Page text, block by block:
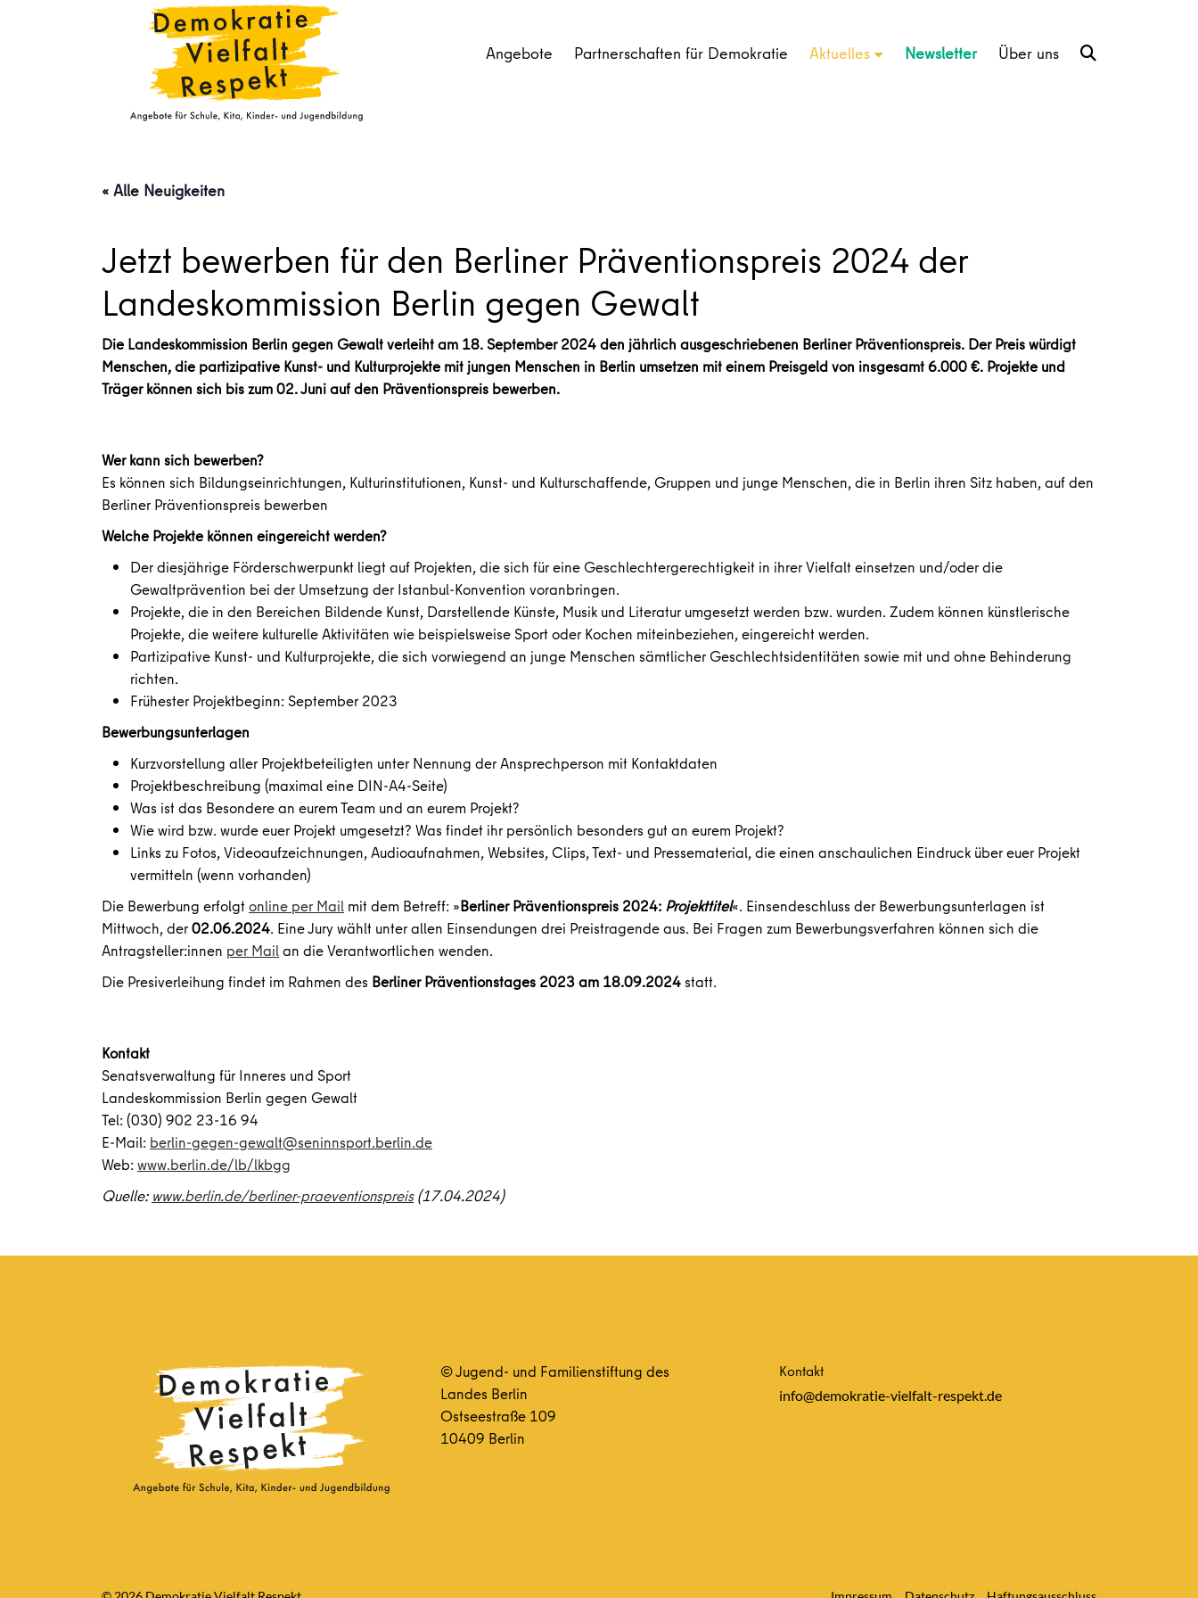
Angebote Partnerschaften für Demokratie Aktuelles Newsletter Über uns
« Alle Neuigkeiten
Jetzt bewerben für den Berliner Präventionspreis 2024 der
Landeskommission Berlin gegen Gewalt
Die Landeskommission Berlin gegen Gewalt verleiht am 18. September 2024 den jährlich ausgeschriebenen Berliner Präventionspreis. Der Preis würdigt
Menschen, die partizipative Kunst- und Kulturprojekte mit jungen Menschen in Berlin umsetzen mit einem Preisgeld von insgesamt 6.000 €. Projekte und
Träger können sich bis zum 02. Juni auf den Präventionspreis bewerben.
Wer kann sich bewerben?
Es können sich Bildungseinrichtungen, Kulturinstitutionen, Kunst- und Kulturschaffende, Gruppen und junge Menschen, die in Berlin ihren Sitz haben, auf den
Berliner Präventionspreis bewerben
Welche Projekte können eingereicht werden?
Der diesjährige Förderschwerpunkt liegt auf Projekten, die sich für eine Geschlechtergerechtigkeit in ihrer Vielfalt einsetzen und/oder die
Gewaltprävention bei der Umsetzung der Istanbul-Konvention voranbringen.
Projekte, die in den Bereichen Bildende Kunst, Darstellende Künste, Musik und Literatur umgesetzt werden bzw. wurden. Zudem können künstlerische
Projekte, die weitere kulturelle Aktivitäten wie beispielsweise Sport oder Kochen miteinbeziehen, eingereicht werden.
Partizipative Kunst- und Kulturprojekte, die sich vorwiegend an junge Menschen sämtlicher Geschlechtsidentitäten sowie mit und ohne Behinderung
richten.
Frühester Projektbeginn: September 2023
Bewerbungsunterlagen
Kurzvorstellung aller Projektbeteiligten unter Nennung der Ansprechperson mit Kontaktdaten
Projektbeschreibung (maximal eine DIN-A4-Seite)
Was ist das Besondere an eurem Team und an eurem Projekt?
Wie wird bzw. wurde euer Projekt umgesetzt? Was findet ihr persönlich besonders gut an eurem Projekt?
Links zu Fotos, Videoaufzeichnungen, Audioaufnahmen, Websites, Clips, Text- und Pressematerial, die einen anschaulichen Eindruck über euer Projekt
vermitteln (wenn vorhanden)
Die Bewerbung erfolgtonline per Mail mit dem Betreff: »Berliner Präventionspreis 2024: Projekttitel«. Einsendeschluss der Bewerbungsunterlagen ist
Mittwoch, der02.06.2024. Eine Jury wählt unter allen Einsendungen drei Preistragende aus. Bei Fragen zum Bewerbungsverfahren können sich die
Antragsteller:innen per Mailan die Verantwortlichen wenden.
Die Presiverleihung findet im Rahmen des Berliner Präventionstages 2023 am 18.09.2024statt.
Kontakt
Senatsverwaltung für Inneres und Sport
Landeskommission Berlin gegen Gewalt
Tel: (030) 902 23-16 94
E-Mail: berlin-gegen-gewalt@seninnsport.berlin.de
Web:www.berlin.de/lb/lkbgg
Quelle: www.berlin.de/berliner-praeventionspreis(17.04.2024)
© Jugend- und Familienstiftung des
Landes Berlin
Ostseestraße 109
10409 Berlin
Kontakt
info@demokratie-vielfalt-respekt.de